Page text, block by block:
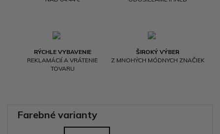
RÝCHLE VYBAVENIE
REKLAMÁCIÍ A VRÁTENIE
TOVARU
ŠIROKÝ VÝBER
Z MNOHÝCH MÓDNYCH ZNAČIEK
Farebné varianty